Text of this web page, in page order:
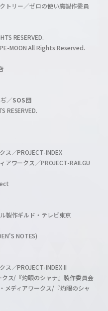
トリー／ゼロの使い魔製作委員
RESERVED.
MOON All Rights Reserved.
／SOS団
RESERVED.
ス／PROJECT-INDEX
ワークス／PROJECT-RAILGU
製作ギルド・テレビ東京
NOTES)
／PROJECT-INDEX II
ス/『灼眼のシャナ』製作委員会
ディアワークス/『灼眼のシャ